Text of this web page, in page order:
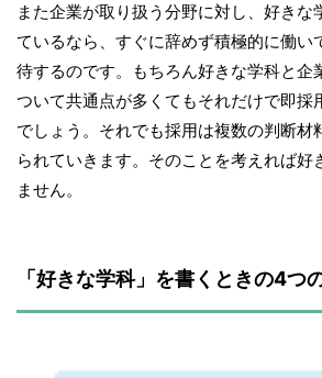
また企業が取り扱う分野に対し、好きな
ているなら、すぐに辞めず積極的に働い
待するのです。もちろん好きな学科と企
ついて共通点が多くてもそれだけで即採
でしょう。それでも採用は複数の判断材
られていきます。そのことを考えれば好
ません。
「好きな学科」を書くときの4つ